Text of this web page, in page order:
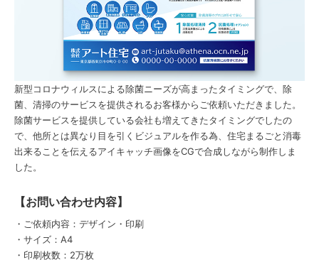
新型コロナウィルスによる除菌ニーズが高まったタイミングで、除
菌、清掃のサービスを提供されるお客様からご依頼いただきました。
除菌サービスを提供している会社も増えてきたタイミングでしたの
で、他所とは異なり目を引くビジュアルを作る為、住宅まるごと消毒
出来ることを伝えるアイキャッチ画像をCGで合成しながら制作しま
した。
【お問い合わせ内容】
・ご依頼内容：デザイン・印刷
・サイズ：A4
・印刷枚数：2万枚